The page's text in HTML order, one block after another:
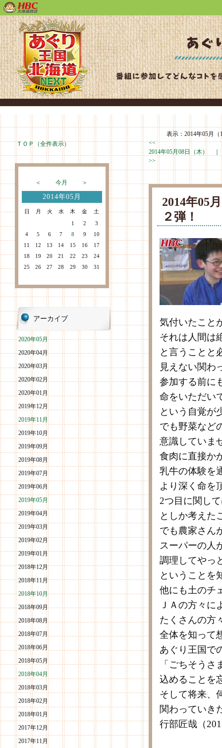
ＴＯＰ（全件表示）
＜ 今月 ＞
2014年05月
日 月 火 水 木 金
土
1
2
3
4
5 6 7 8 9
10
11
12 13 14 15 16
17
18
19 20 21 22 23
24
25
26 27 28 29 30 31
アーカイブ
2020年05月
2020年04月
2020年03月
2020年02月
2020年01月
2019年12月
2019年11月
2019年10月
2019年09月
2019年08月
2019年07月
2019年06月
2019年05月
2019年04月
2019年03月
2019年02月
2019年01月
2018年12月
2018年11月
2018年10月
2018年09月
2018年08月
2018年07月
2018年06月
2018年05月
2018年04月
2018年03月
2018年02月
2018年01月
2017年12月
2017年11月
表示：2014年05月（
<<
2014年05月08日（木）
>>
2014年
２弾！
気付いたこと
それは人間は
と言うことと
見えない関わ
参加する前に
命をいただい
という自覚が
でも野菜など
意識していま
食肉に直接か
乳牛の体験を
より深く命を
2つ目に関し
としか考えた
でも農家さん
スーパーの人
調理してやっ
ということを
他にも土のチ
ＪＡの方々に
たくさんの方
全体を知って
あぐり王国で
「ごちそう
込めることを
そして将来、
関わっていき
行部匠哉（